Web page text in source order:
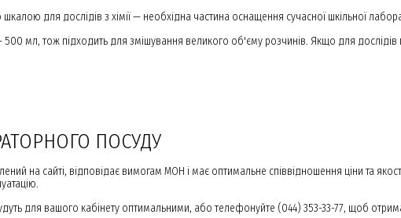
для дослідів з хімії — необхідна частина оснащення сучасної шкільної
500 мл, тож підходить для змішування великого об'єму розчинів. Якщо для
ПОСУДУ
на сайті, відповідає вимогам МОН і має оптимальне співвідношення ціни та
для вашого кабінету оптимальними, або телефонуйте (044) 353-33-77, щоб